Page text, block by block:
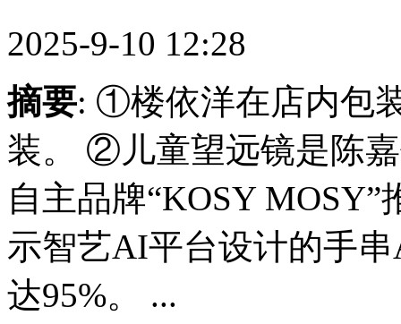
2025-9-10 12:28
摘要: ①楼依洋在店内包
装。 ②儿童望远镜是陈
自主品牌“KOSY
示智艺AI平台设计的手
达95%。 ...